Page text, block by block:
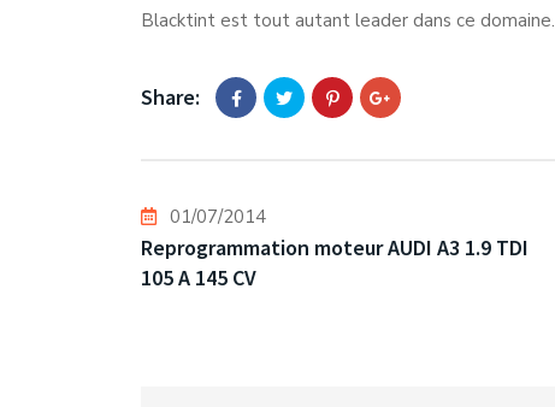
Blacktint est tout autant leader dans ce domaine.
Share:
01/07/2014
Reprogrammation moteur AUDI A3 1.9 TDI
105 A 145 CV